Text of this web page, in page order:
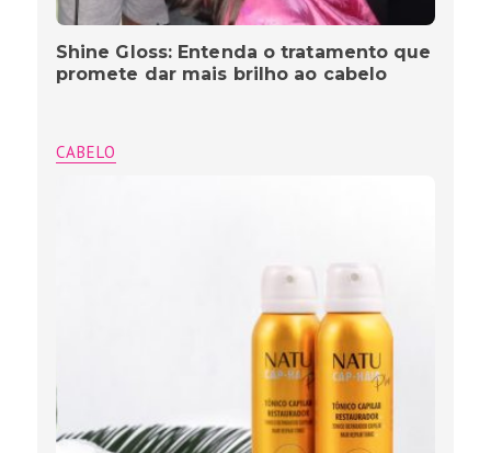
Shine Gloss: Entenda o tratamento que
promete dar mais brilho ao cabelo
CABELO